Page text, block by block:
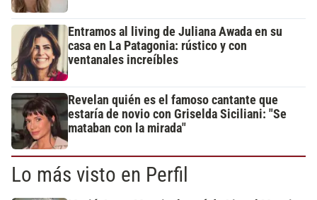
Entramos al living de Juliana Awada en su
casa en La Patagonia: rústico y con
ventanales increíbles
Revelan quién es el famoso cantante que
estaría de novio con Griselda Siciliani: "Se
mataban con la mirada"
Lo más visto en Perfil